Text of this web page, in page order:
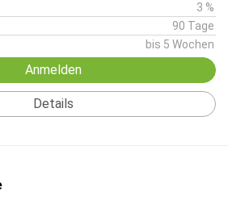
3 %
90 Tage
bis 5 Wochen
Anmelden
Details